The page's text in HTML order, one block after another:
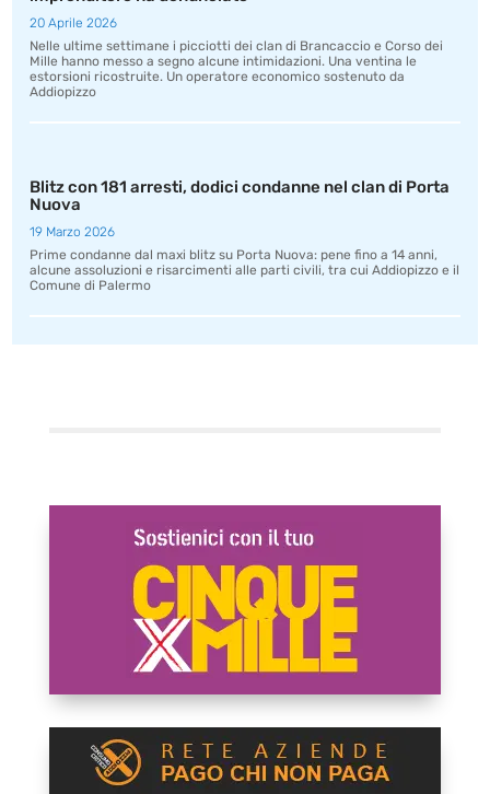
20 Aprile 2026
Nelle ultime settimane i picciotti dei clan di Brancaccio e Corso dei
Mille hanno messo a segno alcune intimidazioni. Una ventina le
estorsioni ricostruite. Un operatore economico sostenuto da
Addiopizzo
Blitz con 181 arresti, dodici condanne nel clan di Porta
Nuova
19 Marzo 2026
Prime condanne dal maxi blitz su Porta Nuova: pene fino a 14 anni,
alcune assoluzioni e risarcimenti alle parti civili, tra cui Addiopizzo e il
Comune di Palermo